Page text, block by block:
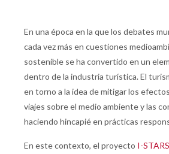
En una época en la que los debates
cada vez más en cuestiones
sostenible se ha convertido en un
dentro de la industria turística. El
en torno a la idea de mitigar los
viajes sobre el medio ambiente y las
haciendo hincapié en prácticas
En este contexto, el proyecto I-STARS